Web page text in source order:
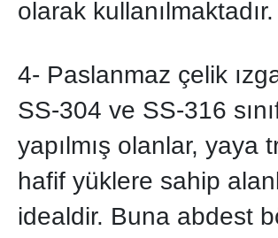
olarak kullanılmaktadır.
4- Paslanmaz çelik
SS-304 ve SS-316
yapılmış olanlar, yaya
hafif yüklere sahip
idealdir. Buna abdest